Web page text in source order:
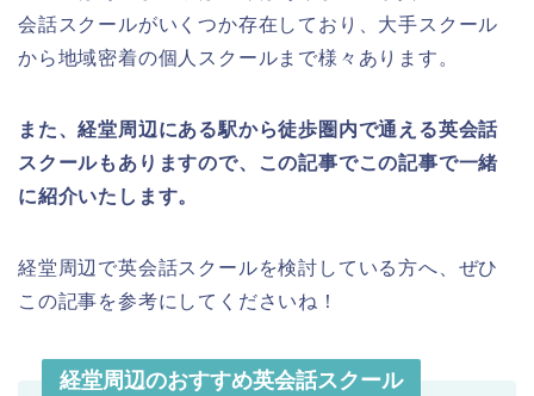
会話スクールがいくつか存在しており、大手スクール
から地域密着の個人スクールまで様々あります。
また、経堂周辺にある駅から徒歩圏内で通える英会話
スクールもありますので、この記事でこの記事で一緒
に紹介いたします。
経堂周辺で英会話スクールを検討している方へ、ぜひ
この記事を参考にしてくださいね！
経堂周辺のおすすめ英会話スクール